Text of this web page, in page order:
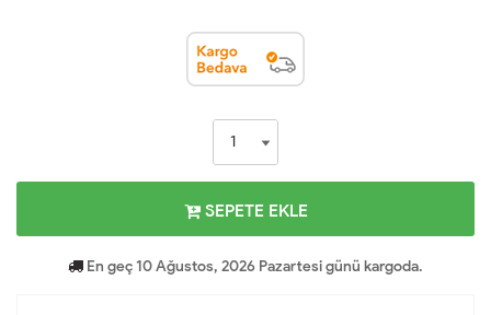
SEPETE EKLE
En geç 10 Ağustos, 2026 Pazartesi günü kargoda.